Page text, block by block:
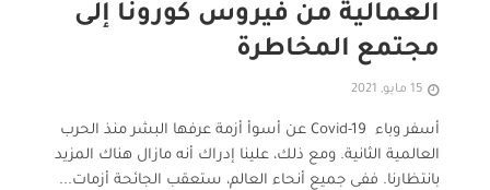
العمالية من فيروس كورونا إلى
مجتمع المخاطرة
15 مايو, 2021
أسفر وباء Covid-19 عن أسوأ أزمة عرفها البشر منذ الحرب
العالمية الثانية. ومع ذلك، علينا إدراك أنه مازال هناك المزيد
بانتظارنا. ففى جميع أنحاء العالم، ستعقب الجائحة أزمات...